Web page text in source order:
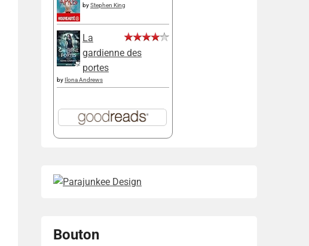
byStephen King
La
gardienne des
portes
by Ilona Andrews
Bouton